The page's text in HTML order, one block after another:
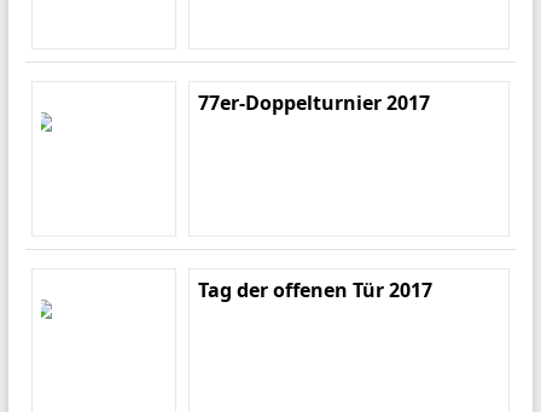
77er-Doppelturnier 2017
Tag der offenen Tür 2017